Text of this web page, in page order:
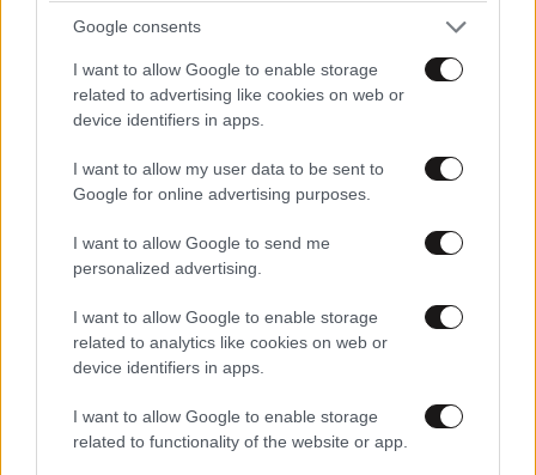
Google consents
I want to allow Google to enable storage
related to advertising like cookies on web or
device identifiers in apps.
I want to allow my user data to be sent to
Google for online advertising purposes.
I want to allow Google to send me
personalized advertising.
I want to allow Google to enable storage
related to analytics like cookies on web or
device identifiers in apps.
I want to allow Google to enable storage
related to functionality of the website or app.
Προειδοποίηση από τον Ευθύμη Λέκκα: «Η
φωτιά μπορεί να καίει υπόγεια για μήνες»